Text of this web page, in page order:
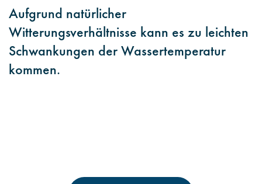
Aufgrund natürlicher
Witterungsverhältnisse kann es zu leichten
Schwankungen der Wassertemperatur
kommen.